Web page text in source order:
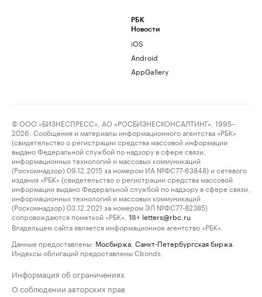
РБК
Новости
iOS
Android
AppGallery
© ООО «БИЗНЕСПРЕСС», АО «РОСБИЗНЕСКОНСАЛТИНГ», 1995–
2026. Сообщения и материалы информационного агентства «РБК»
(свидетельство о регистрации средства массовой информации
выдано Федеральной службой по надзору в сфере связи,
информационных технологий и массовых коммуникаций
(Роскомнадзор) 09.12.2015 за номером ИА №ФС77-63848) и сетевого
издания «РБК» (свидетельство о регистрации средства массовой
информации выдано Федеральной службой по надзору в сфере связи,
информационных технологий и массовых коммуникаций
(Роскомнадзор) 03.12.2021 за номером ЭЛ №ФС77-82385)
сопровождаются пометкой «РБК».
18+ letters@rbc.ru
Владельцем сайта является информационное агентство «РБК».
Данные предоставлены: Мосбиржа Санкт-Петербургская биржа
Индексы облигаций предоставлены Cbonds.
Информация об ограничениях
О соблюдении авторских прав